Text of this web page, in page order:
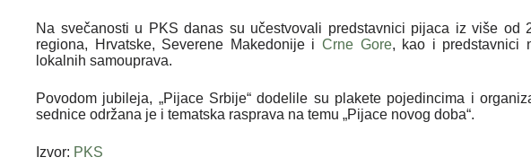
Na svečanosti u PKS danas su učestvovali predstavnici pijaca iz više od
regiona, Hrvatske, Severene Makedonije i Crne Gore, kao i predstavnici
lokalnih samouprava.
Povodom jubileja, „Pijace Srbije“ dodelile su plakete pojedincima i
sednice održana je i tematska rasprava na temu „Pijace novog doba“.
Izvor: PKS